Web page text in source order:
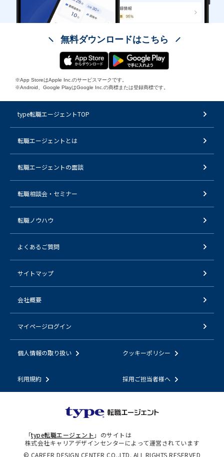
無料ダウンロードはこちら
※App StoreはApple Inc.のサービスマークです。
※Android、Google PlayはGoogle Inc.の商標または登録商標です。
type転職エージェントTOP
転職エージェントとは
転職エージェントの面談
転職相談会・セミナー
転職ノウハウ
よくあるご質問
サイトマップ
会社概要
マイページログイン
個人情報の取り扱い クッキーポリシー
利用規約 採用ご担当者様へ
「type転職エージェント 」のサイトは
株式会社キャリアデザインセンターによって運営されています
© CAREER DESIGN CENTER CO.,LTD. ALL RIGHTS RESERVED